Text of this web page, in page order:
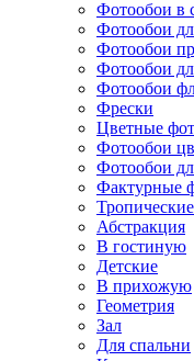
Фотообои в
Фотообои
Фотообои
Фотообои
Фотообои
Фрески
Цветные
Фотообои
Фотообои
Фактурные
Абстракция
В гостиную
Детские
В прихожую
Геометрия
Зал
Для спальни